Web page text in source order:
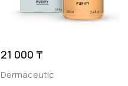
21 000 ₸
Dermaceutic